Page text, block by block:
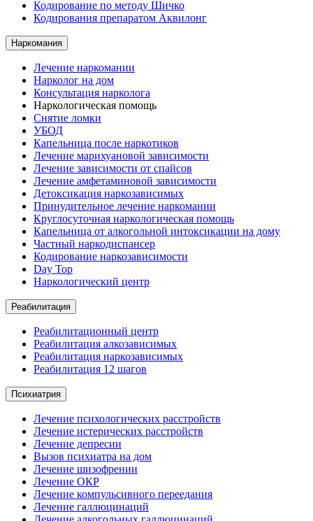
Кодирование по методу Шичко
Кодирования препаратом Аквилонг
Наркомания
Лечение наркомании
Нарколог на дом
Консультация нарколога
Наркологическая помощь
Снятие ломки
УБОД
Капельница после наркотиков
Лечение марихуановой зависимости
Лечение зависимости от спайсов
Лечение амфетаминовой зависимости
Детоксикация наркозависимых
Принудительное лечение наркомании
Круглосуточная наркологическая помощь
Капельница от алкогольной интоксикации на дому
Частный наркодиспансер
Кодирование наркозависимости
Day Top
Наркологический центр
Реабилитация
Реабилитационный центр
Реабилитация алкозависимых
Реабилитация наркозависимых
Реабилитация 12 шагов
Психиатрия
Лечение психологических расстройств
Лечение истерических расстройств
Лечение депресии
Вызов психиатра на дом
Лечение шизофрении
Лечение ОКР
Лечение компульсивного переедания
Лечение галлюцинаций